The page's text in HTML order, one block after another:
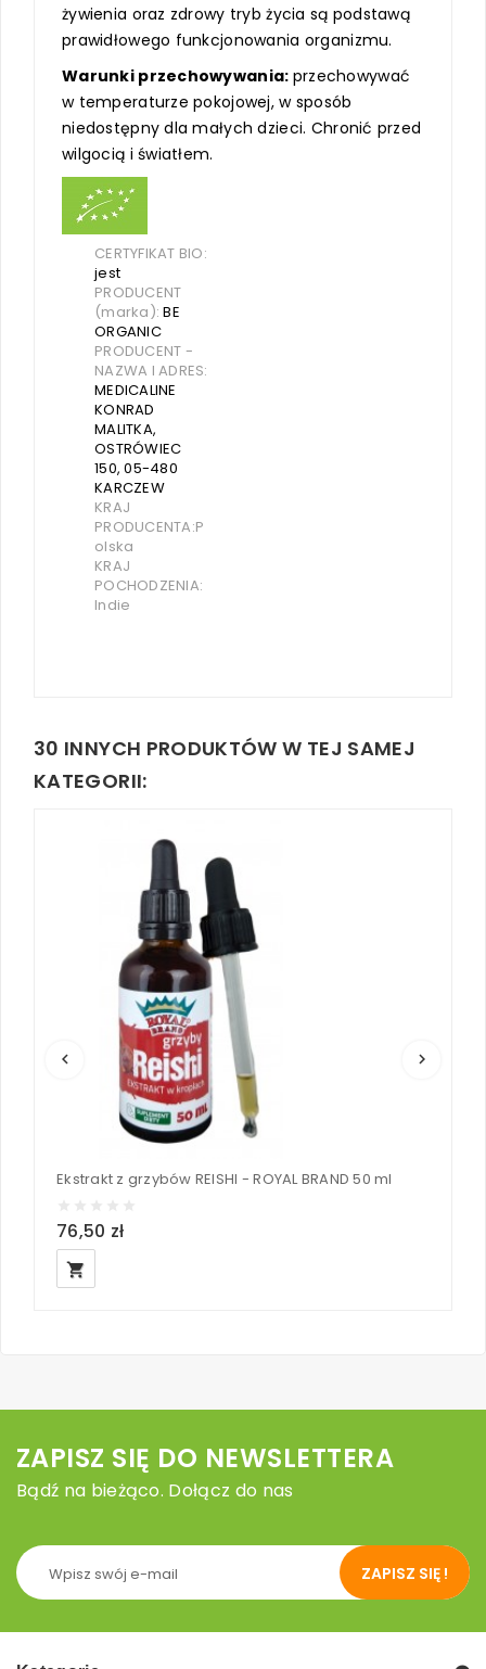
żywienia oraz zdrowy tryb życia są podstawą
prawidłowego funkcjonowania organizmu.
Warunki przechowywania: przechowywać
w temperaturze pokojowej, w sposób
niedostępny dla małych dzieci. Chronić przed
wilgocią i światłem.
CERTYFIKAT BIO:
jest
PRODUCENT
(marka):BE
ORGANIC
PRODUCENT -
NAZWA I ADRES:
MEDICALINE
KONRAD
MALITKA,
OSTRÓWIEC
150, 05-480
KARCZEW
KRAJ
PRODUCENTA:P
olska
KRAJ
POCHODZENIA:
Indie
30 INNYCH PRODUKTÓW W TEJ SAMEJ
KATEGORII:
keyboard_arrow_left keyboard_arrow_right
Ekstrakt z grzybów REISHI - ROYAL BRAND 50 ml
76,50 zł
local_grocery_store
ZAPISZ SIĘ DO NEWSLETTERA
Bądź na bieżąco. Dołącz do nas
ZAPISZ SIĘ !